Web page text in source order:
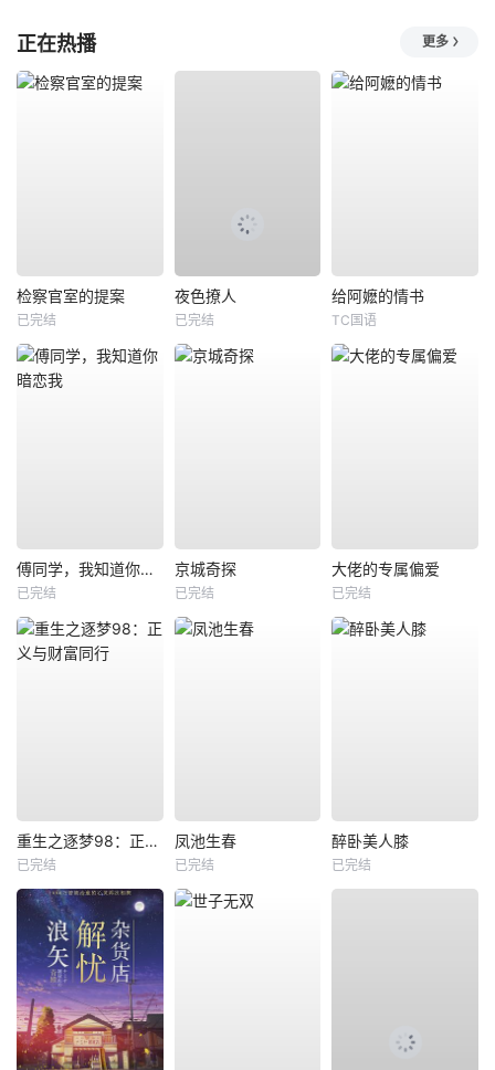
正在热播 更多
检察官室的提案
已完结
夜色撩人
已完结
给阿嬷的情书
TC国语
傅同学，我知道你暗恋我
已完结
京城奇探
已完结
大佬的专属偏爱
已完结
重生之逐梦98：正义与财富同行
已完结
凤池生春
已完结
醉卧美人膝
已完结